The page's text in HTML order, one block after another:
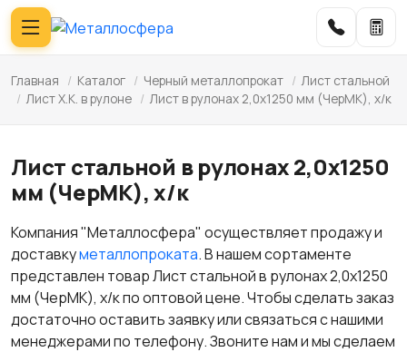
Главная / Каталог / Черный металлопрокат / Лист стальной
/ Лист Х.К. в рулоне / Лист в рулонах 2,0х1250 мм (ЧерМК), х/к
Лист стальной в рулонах 2,0х1250
мм (ЧерМК), х/к
Компания "Металлосфера" осуществляет продажу и
доставкуметаллопроката. В нашем сортаменте
представлен товар Лист стальной в рулонах 2,0х1250
мм (ЧерМК), х/к по оптовой цене. Чтобы сделать заказ
достаточно оставить заявку или связаться с нашими
менеджерами по телефону. Звоните нам и мы сделаем